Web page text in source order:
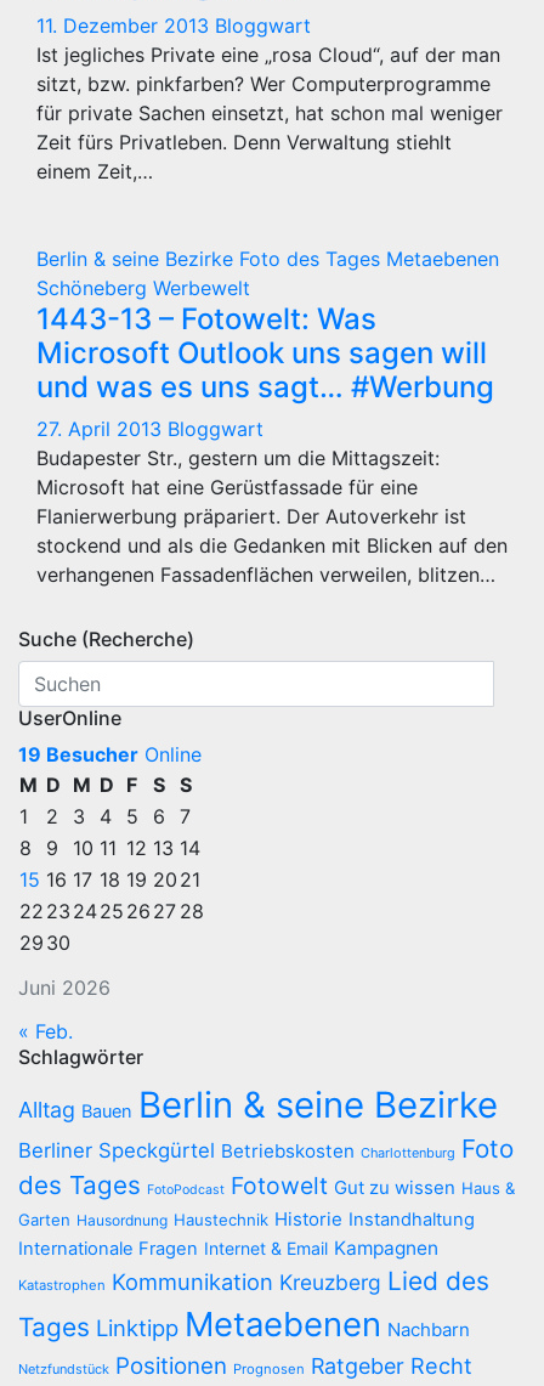
11. Dezember 2013 Bloggwart
Ist jegliches Private eine „rosa Cloud“, auf der man
sitzt, bzw. pinkfarben? Wer Computerprogramme
für private Sachen einsetzt, hat schon mal weniger
Zeit fürs Privatleben. Denn Verwaltung stiehlt
einem Zeit,…
Berlin & seine Bezirke Foto des Tages Metaebenen
Schöneberg Werbewelt
1443-13 – Fotowelt: Was
Microsoft Outlook uns sagen will
und was es uns sagt… #Werbung
27. April 2013 Bloggwart
Budapester Str., gestern um die Mittagszeit:
Microsoft hat eine Gerüstfassade für eine
Flanierwerbung präpariert. Der Autoverkehr ist
stockend und als die Gedanken mit Blicken auf den
verhangenen Fassadenflächen verweilen, blitzen…
Suche (Recherche)
UserOnline
19 Besucher Online
Juni 2026
M D M D F S S
1
2 3 4 5 6
7
8
9 10 11 12 13 14
15 16 17 18 19 20 21
22 23 2425 26 27 28
29 30
« Feb.
Schlagwörter
Alltag Bauen Berlin & seine Bezirke
Berliner Speckgürtel Betriebskosten Charlottenburg Foto
des Tages FotoPodcast Fotowelt Gut zu wissen Haus &
Garten Hausordnung Haustechnik Historie Instandhaltung
Internationale Fragen Internet & Email Kampagnen
Katastrophen Kommunikation Kreuzberg Lied des
Tages Linktipp Metaebenen Nachbarn
Netzfundstück Positionen Prognosen Ratgeber Recht